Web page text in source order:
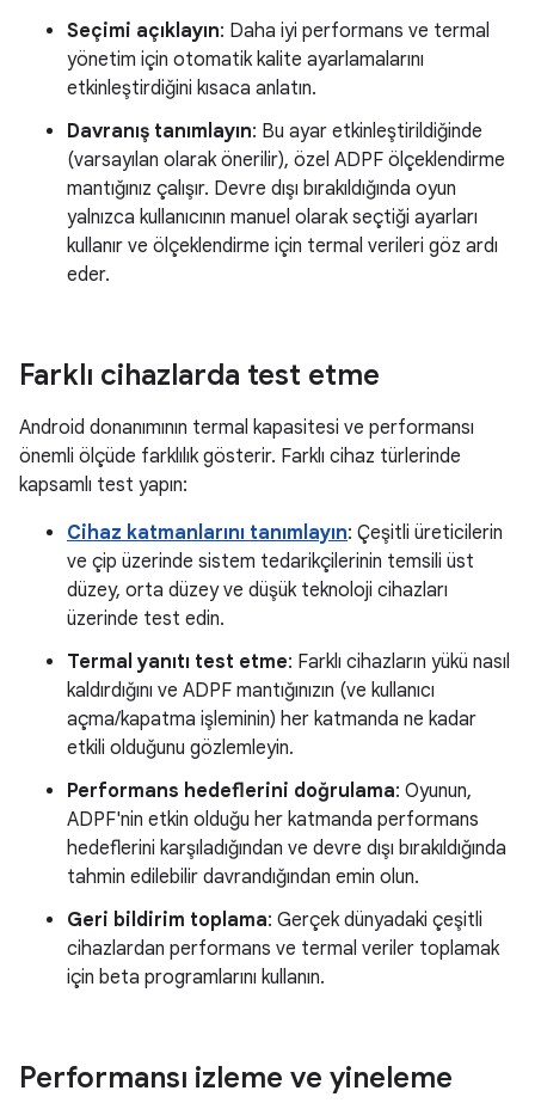
Seçimi açıklayın: Daha iyi performans ve termal
yönetim için otomatik kalite ayarlamalarını
etkinleştirdiğini kısaca anlatın.
Davranış tanımlayın: Bu ayar etkinleştirildiğinde
(varsayılan olarak önerilir), özel ADPF ölçeklendirme
mantığınız çalışır. Devre dışı bırakıldığında oyun
yalnızca kullanıcının manuel olarak seçtiği ayarları
kullanır ve ölçeklendirme için termal verileri göz ardı
eder.
Farklı cihazlarda test etme
Android donanımının termal kapasitesi ve performansı
önemli ölçüde farklılık gösterir. Farklı cihaz türlerinde
kapsamlı test yapın:
Cihaz katmanlarını tanımlayın: Çeşitli üreticilerin
ve çip üzerinde sistem tedarikçilerinin temsili üst
düzey, orta düzey ve düşük teknoloji cihazları
üzerinde test edin.
Termal yanıtı test etme: Farklı cihazların yükü nasıl
kaldırdığını ve ADPF mantığınızın (ve kullanıcı
açma/kapatma işleminin) her katmanda ne kadar
etkili olduğunu gözlemleyin.
Performans hedeflerini doğrulama: Oyunun,
ADPF'nin etkin olduğu her katmanda performans
hedeflerini karşıladığından ve devre dışı bırakıldığında
tahmin edilebilir davrandığından emin olun.
Geri bildirim toplama: Gerçek dünyadaki çeşitli
cihazlardan performans ve termal veriler toplamak
için beta programlarını kullanın.
Performansı izleme ve yineleme